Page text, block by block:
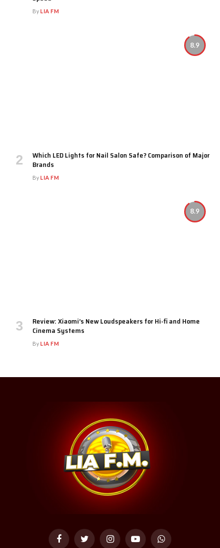
ByLIA FM
8.9
Which LED Lights for Nail Salon Safe? Comparison of Major
Brands
ByLIA FM
8.9
Review: Xiaomi’s New Loudspeakers for Hi-fi and Home
Cinema Systems
ByLIA FM
FacebookTwitter InstagramYouTubeWhatsApp